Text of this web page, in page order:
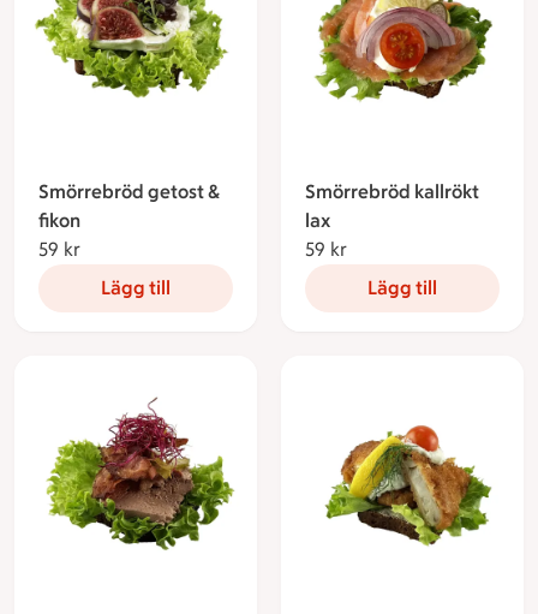
Smörrebröd getost &
fikon
59 kr
Lägg till
Smörrebröd kallrökt
lax
59 kr
Lägg till